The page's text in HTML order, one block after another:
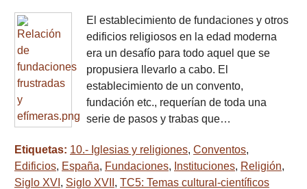
El establecimiento de fundaciones y otros
edificios religiosos en la edad moderna
era un desafío para todo aquel que se
propusiera llevarlo a cabo. El
establecimiento de un convento,
fundación etc., requerían de toda una
serie de pasos y trabas que…
Etiquetas: 10.- Iglesias y religiones, Conventos,
Edificios, España, Fundaciones, Instituciones, Religión,
Siglo XVI , Siglo XVII , TC5: Temas cultural-científicos